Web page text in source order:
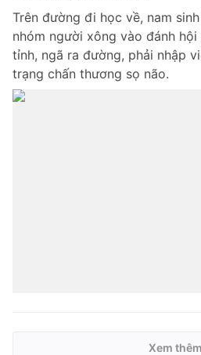
Trên đường đi học về, nam
nhóm người xông vào đánh
tỉnh, ngã ra đường, phải nhập
trạng chấn thương sọ não.
Xem thêm